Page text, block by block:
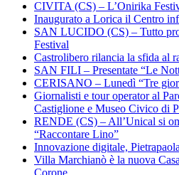
CIVITA (CS) – L’Onirika
Inaugurato a Lorica il Centro
SAN LUCIDO (CS) – Tutto
Festival
Castrolibero rilancia la sfida al
SAN FILI – Presentate “Le
CERISANO – Lunedì “Tre
Giornalisti e tour operator al
Castiglione e Museo Civico di
RENDE (CS) – All’Unical si
“Raccontare Lino”
Innovazione digitale,
Villa Marchianò è la nuova